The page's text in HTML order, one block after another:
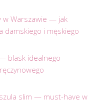
w Warszawie — jak
damskiego i męskiego
blask idealnego
slim — must-have w